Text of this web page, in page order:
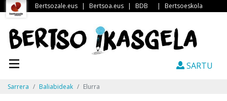
Bertsozale.eus | Bertsoa.eus | BDB | Bertsoeskola
SARTU
Sarrera Baliabideak Elurra